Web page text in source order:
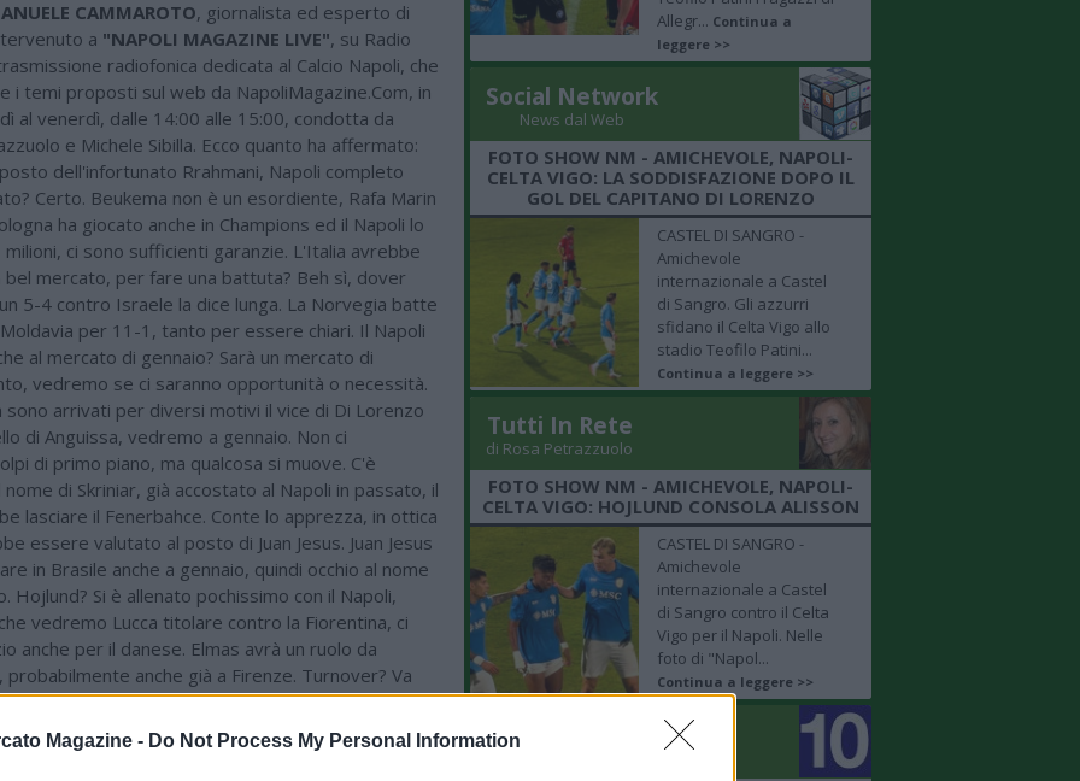
Magazine - Do Not Process My Personal Information
CAMMAROTO, giornalista ed esperto di
a "NAPOLI MAGAZINE LIVE", su Radio
radiofonica dedicata al Calcio Napoli, che
i temi proposti sul web da NapoliMagazine.Com, in
al venerdì, dalle 14:00 alle 15:00, condotta da
e Michele Sibilla. Ecco quanto ha affermato:
dell'infortunato Rrahmani, Napoli completo
Certo. Beukema non è un esordiente, Rafa Marin
ha giocato anche in Champions ed il Napoli lo
ci sono sufficienti garanzie. L'Italia avrebbe
bel mercato, per fare una battuta? Beh sì, dover
5-4 contro Israele la dice lunga. La Norvegia batte
per 11-1, tanto per essere chiari. Il Napoli
al mercato di gennaio? Sarà un mercato di
vedremo se ci saranno opportunità o necessità.
sono arrivati per diversi motivi il vice di Di Lorenzo
di Anguissa, vedremo a gennaio. Non ci
di primo piano, ma qualcosa si muove. C'è
di Skriniar, già accostato al Napoli in passato, il
lasciare il Fenerbahce. Conte lo apprezza, in ottica
essere valutato al posto di Juan Jesus. Juan Jesus
in Brasile anche a gennaio, quindi occhio al nome
Hojlund? Si è allenato pochissimo con il Napoli,
vedremo Lucca titolare contro la Fiorentina, ci
anche per il danese. Elmas avrà un ruolo da
anche già a Firenze. Turnover? Va
di Anguissa dopo la trasferta in Africa, non so
prima del Manchester City. RefCam in Juventus-
possa servire per fare chiarezza, per lo spettacolo mi
Allegr... Continua a
leggere >>
Social Network
News dal Web
FOTO SHOW NM - AMICHEVOLE, NAPOLI-
CELTA VIGO: LA SODDISFAZIONE DOPO IL
GOL DEL CAPITANO DI LORENZO
CASTEL DI SANGRO -
Amichevole
internazionale a Castel
di Sangro. Gli azzurri
sfidano il Celta Vigo allo
stadio Teofilo Patini...
Continua a leggere >>
Tutti In Rete
di Rosa Petrazzuolo
FOTO SHOW NM - AMICHEVOLE, NAPOLI-
CELTA VIGO: HOJLUND CONSOLA ALISSON
CASTEL DI SANGRO -
Amichevole
internazionale a Castel
di Sangro contro il Celta
Vigo per il Napoli. Nelle
foto di "Napol...
Continua a leggere >>
L'Angolo